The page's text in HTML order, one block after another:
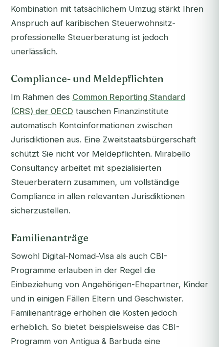
Kombination mit tatsächlichem Umzug stärkt Ihren
Anspruch auf karibischen Steuerwohnsitz-
professionelle Steuerberatung ist jedoch
unerlässlich.
Compliance- und Meldepflichten
Im Rahmen des Common Reporting Standard
(CRS) der OECD tauschen Finanzinstitute
automatisch Kontoinformationen zwischen
Jurisdiktionen aus. Eine Zweitstaatsbürgerschaft
schützt Sie nicht vor Meldepflichten. Mirabello
Consultancy arbeitet mit spezialisierten
Steuerberatern zusammen, um vollständige
Compliance in allen relevanten Jurisdiktionen
sicherzustellen.
Familienanträge
Sowohl Digital-Nomad-Visa als auch CBI-
Programme erlauben in der Regel die
Einbeziehung von Angehörigen-Ehepartner, Kinder
und in einigen Fällen Eltern und Geschwister.
Familienanträge erhöhen die Kosten jedoch
erheblich. So bietet beispielsweise das CBI-
Programm von Antigua & Barbuda eine